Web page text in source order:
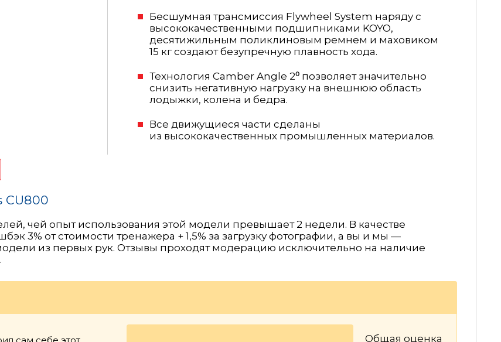
Бесшумная трансмиссия Flywheel System наряду с
высококачественными подшипниками KOYO,
десятижильным поликлиновым ремнем и маховиком
15 кг создают безупречную плавность хода.
Технология Camber Angle 2⁰ позволяет значительно
снизить негативную нагрузку на внешнюю область
лодыжки, колена и бедра.
Все движущиеся части сделаны
из высококачественных промышленных материалов.
CU800
чей опыт использования этой модели превышает 2 недели. В качестве
3% от стоимости тренажера + 1,5% за загрузку фотографии, а вы и мы —
из первых рук. Отзывы проходят модерацию исключительно на наличие
Общая оценка